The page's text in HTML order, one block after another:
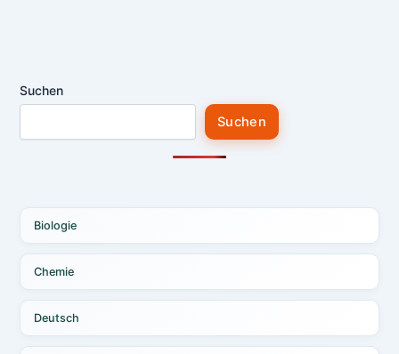
Suchen
Suchen
Biologie
Chemie
Deutsch